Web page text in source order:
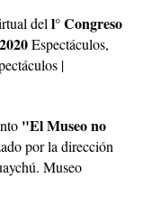
del l° Congreso
Espectáculos,
|
"El Museo no
por la dirección
Museo